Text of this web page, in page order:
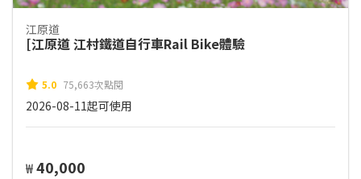
江原道
[江原道 江村鐵道自行車Rail Bike體驗
5.0 75,663次點閱
2026-08-11起可使用
₩40,000